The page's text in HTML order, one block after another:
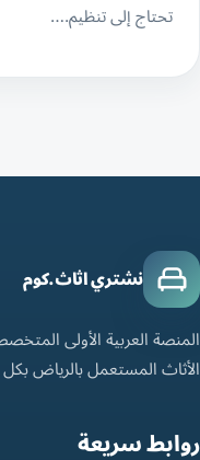
تحتاج إلى تنظيم.…
نشتري اثاث.كوم
المنصة العربية الأولى
الأثاث المستعمل بالرياض
روابط سريعة